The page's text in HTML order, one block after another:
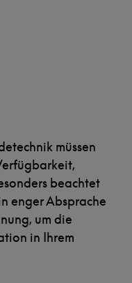
müssen
beachtet
enger Absprache
um die
in Ihrem